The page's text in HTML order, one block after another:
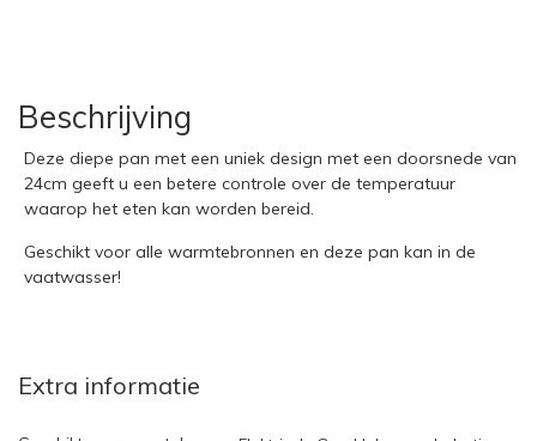
Beschrijving
Deze diepe pan met een uniek design met een doorsnede van
24cm geeft u een betere controle over de temperatuur
waarop het eten kan worden bereid.
Geschikt voor alle warmtebronnen en deze pan kan in de
vaatwasser!
Extra informatie